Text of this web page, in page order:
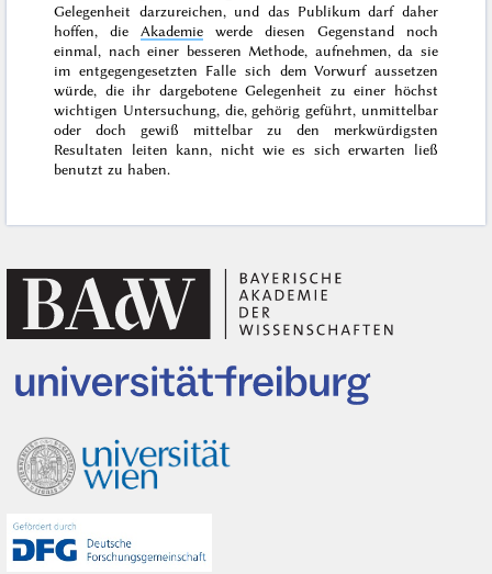
Gelegenheit darzureichen, und das Publikum darf daher
hoffen, dieAkademie werde diesen Gegenstand noch
einmal, nach einer besseren Methode, aufnehmen, da sie
im entgegengesetzten Falle sich dem Vorwurf aussetzen
würde, die ihr dargebotene Gelegenheit zu einer höchst
wichtigen Untersuchung, die, gehörig geführt, unmittelbar
oder doch gewiß mittelbar zu den merkwürdigsten
Resultaten leiten kann, nicht wie es sich erwarten ließ
benutzt zu haben.